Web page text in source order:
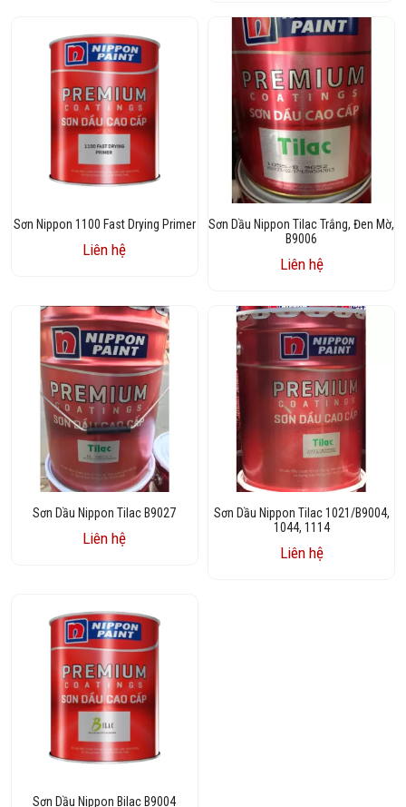
Sơn Nippon 1100 Fast Drying Primer
Liên hệ
Sơn Dầu Nippon Tilac Trắng, Đen Mờ,
B9006
Liên hệ
Sơn Dầu Nippon Tilac B9027
Liên hệ
Sơn Dầu Nippon Tilac 1021/B9004,
1044, 1114
Liên hệ
Sơn Dầu Nippon Bilac B9004